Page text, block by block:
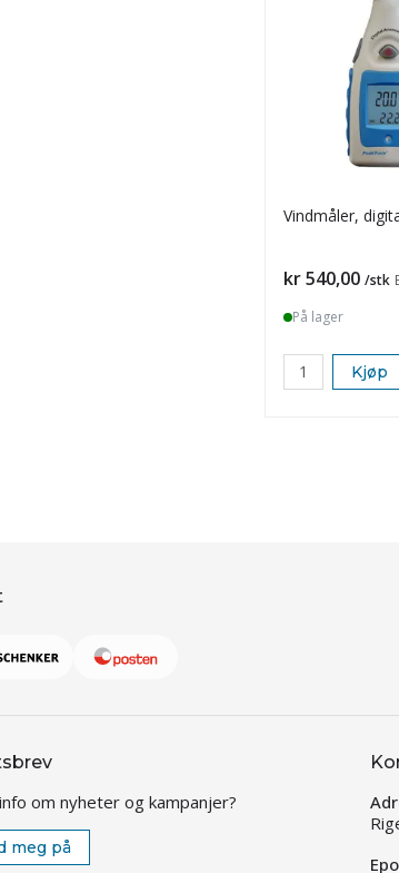
Vindmåler,
Pris
kr 540,00 /stk
På lager
Kjøp
om nyheter og kampanjer?
meg på